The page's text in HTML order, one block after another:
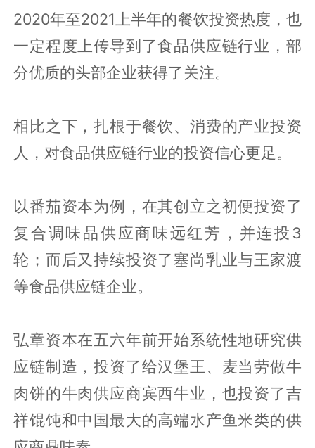
2020年至2021上半年的餐饮投资热度，也
一定程度上传导到了食品供应链行业，部
分优质的头部企业获得了关注。
相比之下，扎根于餐饮、消费的产业投资
人，对食品供应链行业的投资信心更足。
以番茄资本为例，在其创立之初便投资了
复合调味品供应商味远红芳，并连投3
轮；而后又持续投资了塞尚乳业与王家渡
等食品供应链企业。
弘章资本在五六年前开始系统性地研究供
应链制造，投资了给汉堡王、麦当劳做牛
肉饼的牛肉供应商宾西牛业，也投资了吉
祥馄饨和中国最大的高端水产鱼米类的供